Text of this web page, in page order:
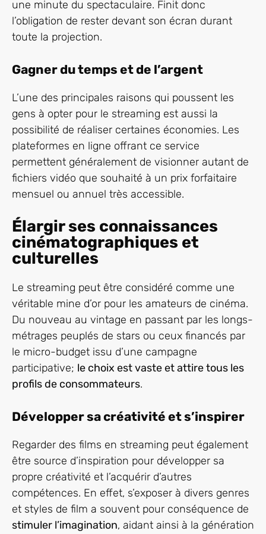
une minute du spectaculaire. Finit donc
l’obligation de rester devant son écran durant
toute la projection.
Gagner du temps et de l’argent
L’une des principales raisons qui poussent les
gens à opter pour le streaming est aussi la
possibilité de réaliser certaines économies. Les
plateformes en ligne offrant ce service
permettent généralement de visionner autant de
fichiers vidéo que souhaité à un prix forfaitaire
mensuel ou annuel très accessible.
Élargir ses connaissances
cinématographiques et
culturelles
Le streaming peut être considéré comme une
véritable mine d’or pour les amateurs de cinéma.
Du nouveau au vintage en passant par les longs-
métrages peuplés de stars ou ceux financés par
le micro-budget issu d’une campagne
participative; le choix est vaste et attire tous les
profils de consommateurs.
Développer sa créativité et s’inspirer
Regarder des films en streaming peut également
être source d’inspiration pour développer sa
propre créativité et l’acquérir d’autres
compétences. En effet, s’exposer à divers genres
et styles de film a souvent pour conséquence de
stimuler l’imagination, aidant ainsi à la génération